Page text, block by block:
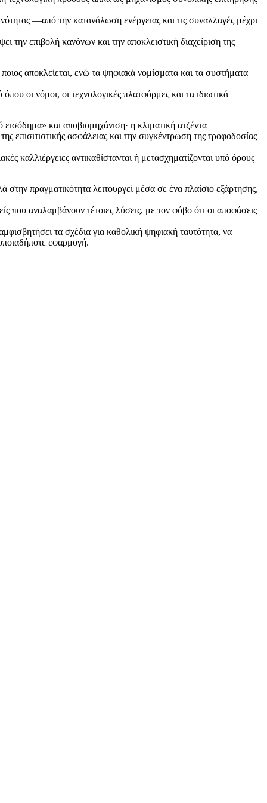
—από την κατανάλωση ενέργειας και τις συναλλαγές μέχρι
την επιβολή κανόνων και την αποκλειστική διαχείριση της
αποκλείεται, ενώ τα ψηφιακά νομίσματα και τα συστήματα
οι νόμοι, οι τεχνολογικές πλατφόρμες και τα ιδιωτικά
και αποβιομηχάνιση· η κλιματική ατζέντα
επισιτιστικής ασφάλειας και την συγκέντρωση της τροφοδοσίας
καλλιέργειες αντικαθίστανται ή μετασχηματίζονται υπό όρους
πραγματικότητα λειτουργεί μέσα σε ένα πλαίσιο εξάρτησης,
που αναλαμβάνουν τέτοιες λύσεις, με τον φόβο ότι οι αποφάσεις
τα σχέδια για καθολική ψηφιακή ταυτότητα, να
εφαρμογή.